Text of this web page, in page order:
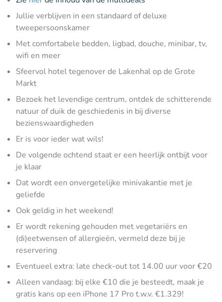
Jullie verblijven in een standaard of deluxe
tweepersoonskamer
Met comfortabele bedden, ligbad, douche, minibar, tv,
wifi en meer
Sfeervol hotel tegenover de Lakenhal op de Grote
Markt
Bezoek het levendige centrum, ontdek de schitterende
natuur of duik de geschiedenis in bij diverse
bezienswaardigheden
Er is voor ieder wat wils!
De volgende ochtend staat er een heerlijk ontbijt voor
je klaar
Dat wordt een onvergetelijke minivakantie met je
geliefde
Ook geldig in het weekend!
Er wordt rekening gehouden met vegetariërs en
(di)eetwensen of allergieën, vermeld deze bij je
reservering
Eventueel extra: late check-out tot 14.00 uur voor €20
Alleen vandaag: bij elke €10 die je besteedt, maak je
gratis kans op een iPhone 17 Pro t.w.v. €1.329!